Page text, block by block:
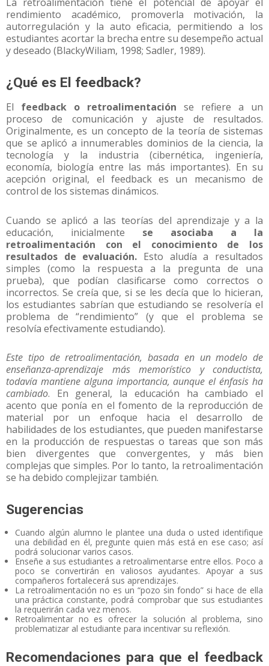
La retroalimentación tiene el potencial de apoyar el
rendimiento académico, promoverla motivación, la
autorregulación y la auto eficacia, permitiendo a los
estudiantes acortar la brecha entre su desempeño actual
y deseado (BlackyWiliam, 1998; Sadler, 1989).
¿Qué es El feedback?
El feedback o retroalimentación se refiere a un
proceso de comunicación y ajuste de resultados.
Originalmente, es un concepto de la teoría de sistemas
que se aplicó a innumerables dominios de la ciencia, la
tecnología y la industria (cibernética, ingeniería,
economía, biología entre las más importantes). En su
acepción original, el feedback es un mecanismo de
control de los sistemas dinámicos.
Cuando se aplicó a las teorías del aprendizaje y a la
educación, inicialmente se asociaba a la
retroalimentación con el conocimiento de los
resultados de evaluación. Esto aludía a resultados
simples (como la respuesta a la pregunta de una
prueba), que podían clasificarse como correctos o
incorrectos. Se creía que, si se les decía que lo hicieran,
los estudiantes sabrían que estudiando se resolvería el
problema de “rendimiento” (y que el problema se
resolvía efectivamente estudiando).
Este tipo de retroalimentación, basada en un modelo de
enseñanza-aprendizaje más memorístico y conductista,
todavía mantiene alguna importancia, aunque el énfasis ha
cambiado. En general, la educación ha cambiado el
acento que ponía en el fomento de la reproducción de
material por un enfoque hacia el desarrollo de
habilidades de los estudiantes, que pueden manifestarse
en la producción de respuestas o tareas que son más
bien divergentes que convergentes, y más bien
complejas que simples. Por lo tanto, la retroalimentación
se ha debido complejizar también.
Sugerencias
Cuando algún alumno le plantee una duda o usted identifique
una debilidad en él, pregunte quien más está en ese caso; así
podrá solucionar varios casos.
Enseñe a sus estudiantes a retroalimentarse entre ellos. Poco a
poco se convertirán en valiosos ayudantes. Apoyar a sus
compañeros fortalecerá sus aprendizajes.
La retroalimentación no es un “pozo sin fondo” si hace de ella
una práctica constante, podrá comprobar que sus estudiantes
la requerirán cada vez menos.
Retroalimentar no es ofrecer la solución al problema, sino
problematizar al estudiante para incentivar su reflexión.
Recomendaciones para que el feedback